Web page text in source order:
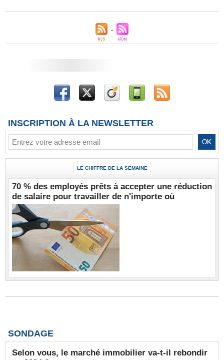
INSCRIPTION À LA NEWSLETTER
LE CHIFFRE DE LA SEMAINE
70 % des employés prêts à accepter une réduction
de salaire pour travailler de n'importe où
SONDAGE
Selon vous, le marché immobilier va-t-il rebondir